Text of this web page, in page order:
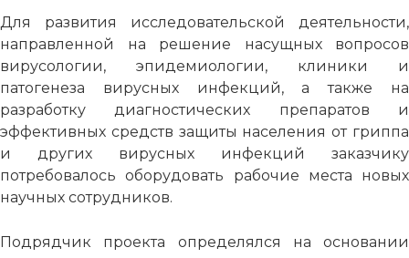
Для развития исследовательской деятельности,
направленной на решение насущных вопросов
вирусологии, эпидемиологии, клиники и
патогенеза вирусных инфекций, а также на
разработку диагностических препаратов и
эффективных средств защиты населения от гриппа
и других вирусных инфекций заказчику
потребовалось оборудовать рабочие места новых
научных сотрудников.
Подрядчик проекта определялся на основании